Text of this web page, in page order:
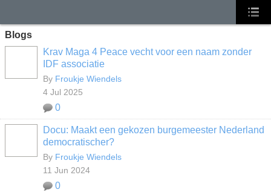
Blogs
Krav Maga 4 Peace vecht voor een naam zonder
IDF associatie
By Froukje Wiendels
4 Jul 2025
0
Docu: Maakt een gekozen burgemeester Nederland
democratischer?
By Froukje Wiendels
11 Jun 2024
0